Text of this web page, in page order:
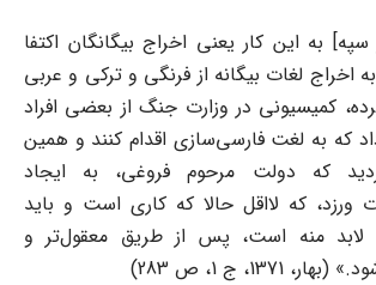
سپه] به این کار یعنی اخراج بیگانگان اکتفا
اخراج لغات بیگانه از فرنگی و ترکی و عربی
کمیسیونی در وزارت جنگ از بعضی افراد
که به لغت فارسی‌سازی اقدام کنند و همین
که دولت مرحوم فروغی، به ایجاد
ورزد، که لااقل حالا که کاری است و باید
لابد منه است، پس از طریق معقول‌تر و
ج 1، ص 283)